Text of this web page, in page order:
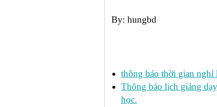
By: hungbd
thông báo thời gian
Thông báo lịch giảng
học.